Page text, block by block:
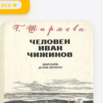
все →